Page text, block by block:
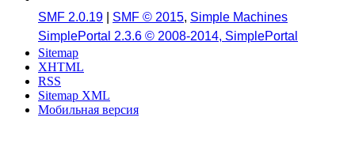
SMF 2.0.19 SMF © 2015, Simple Machines
SimplePortal 2.3.6 © 2008-2014, SimplePortal
Sitemap
XHTML
RSS
Sitemap XML
Мобильная версия